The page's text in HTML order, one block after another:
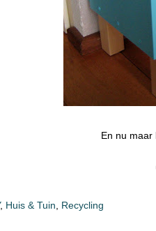
En nu maar
, Huis & Tuin Recycling